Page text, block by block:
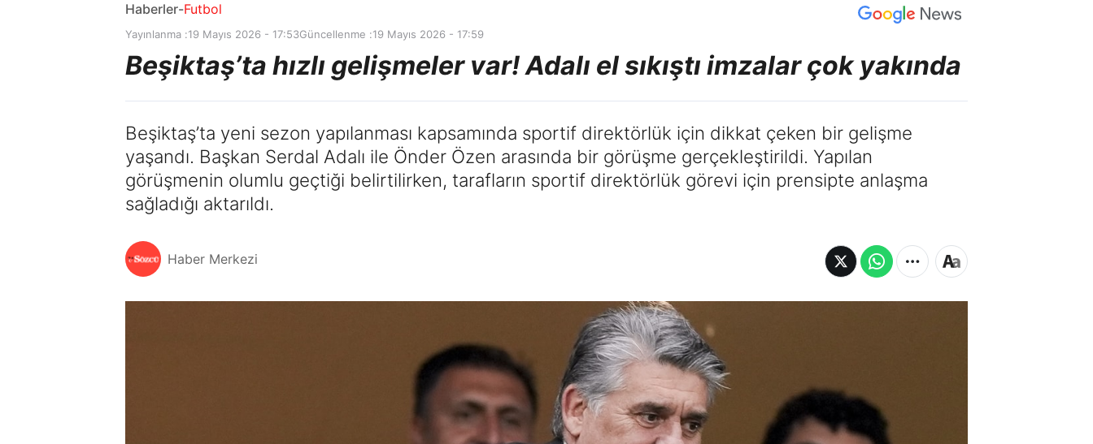
Haberler-Futbol
Yayınlanma :19 Mayıs 2026 - 17:53Güncellenme :19 Mayıs 2026 - 17:59
Beşiktaş’ta hızlı gelişmeler var! Adalı el sıkıştı imzalar çok yakında
Beşiktaş’ta yeni sezon yapılanması kapsamında sportif direktörlük için dikkat çeken bir gelişme
yaşandı. Başkan Serdal Adalı ile Önder Özen arasında bir görüşme gerçekleştirildi. Yapılan
görüşmenin olumlu geçtiği belirtilirken, tarafların sportif direktörlük görevi için prensipte anlaşma
sağladığı aktarıldı.
Haber Merkezi